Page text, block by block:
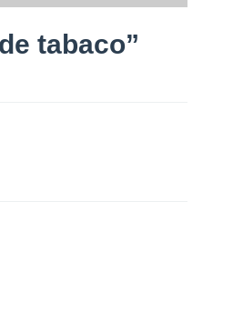
tabaco”